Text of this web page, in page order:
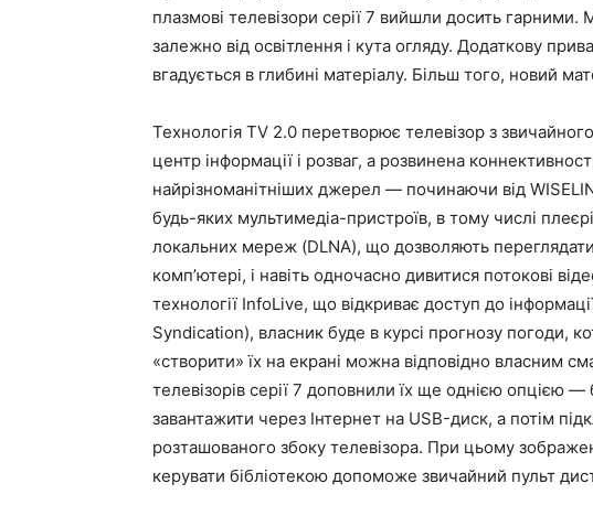
плазмові телевізори серії 7 вийшли досить гарними.
залежно від освітлення і кута огляду. Додаткову
вгадується в глибині матеріалу. Більш того, новий
Технологія TV 2.0 перетворює телевізор з
центр інформації і розваг, а розвинена
найрізноманітніших джерел — починаючи від
будь-яких мультимедіа-пристроїв, в тому числі
локальних мереж (DLNA), що дозволяють
комп’ютері, і навіть одночасно дивитися потокові
технології InfoLive, що відкриває доступ до
Syndication), власник буде в курсі прогнозу погоди,
«створити» їх на екрані можна відповідно власним
телевізорів серії 7 доповнили їх ще однією опцією
завантажити через Інтернет на USB-диск, а потім
розташованого збоку телевізора. При цьому
керувати бібліотекою допоможе звичайний пульт